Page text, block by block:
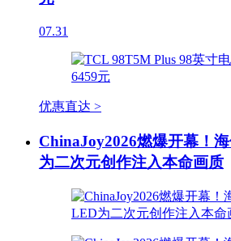
07.31
优惠直达 >
ChinaJoy2026燃爆开幕！
为二次元创作注入本命画质